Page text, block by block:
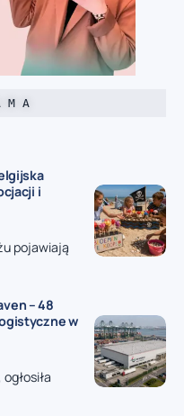
M A
i
pojawiają
– 48
w